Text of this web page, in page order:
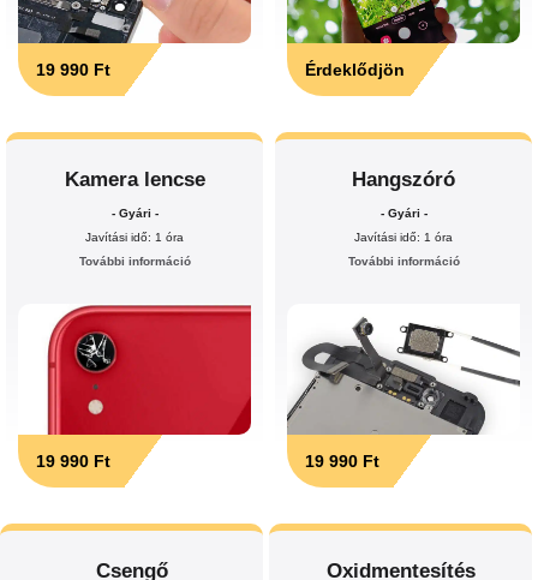
19 990 Ft Érdeklődjön
Kamera lencse
- Gyári -
Javítási idő: 1 óra
További információ
19 990 Ft
Hangszóró
- Gyári -
Javítási idő: 1 óra
További információ
19 990 Ft
Csengő Oxidmentesítés